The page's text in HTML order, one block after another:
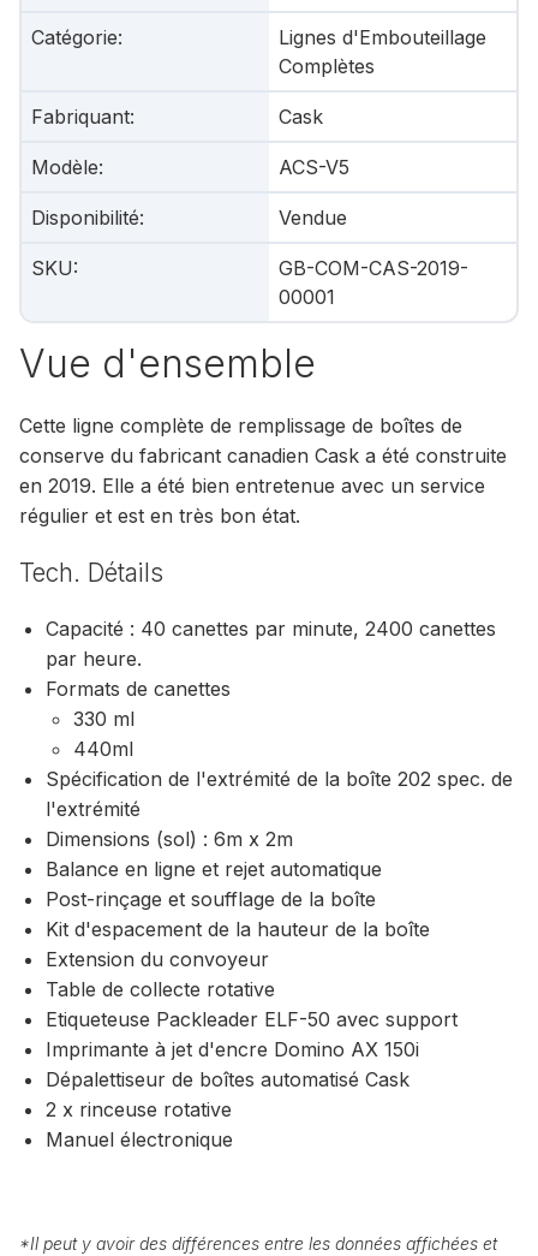
Catégorie:
Lignes d'Embouteillage
Complètes
Fabriquant: Cask
Modèle: ACS-V5
Disponibilité: Vendue
SKU:
GB-COM-CAS-2019-
00001
Vue d'ensemble
Cette ligne complète de remplissage de boîtes de
conserve du fabricant canadien Cask a été construite
en 2019. Elle a été bien entretenue avec un service
régulier et est en très bon état.
Tech. Détails
Capacité : 40 canettes par minute, 2400 canettes
par heure.
Formats de canettes
330 ml
440ml
Spécification de l'extrémité de la boîte 202 spec. de
l'extrémité
Dimensions (sol) : 6m x 2m
Balance en ligne et rejet automatique
Post-rinçage et soufflage de la boîte
Kit d'espacement de la hauteur de la boîte
Extension du convoyeur
Table de collecte rotative
Etiqueteuse Packleader ELF-50 avec support
Imprimante à jet d'encre Domino AX 150i
Dépalettiseur de boîtes automatisé Cask
2 x rinceuse rotative
Manuel électronique
*Il peut y avoir des différences entre les données affichées et